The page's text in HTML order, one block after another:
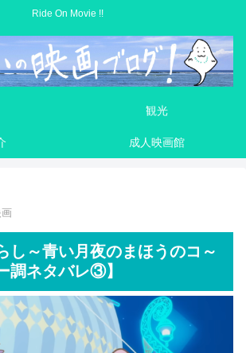
Ride On Movie !!
観光
成人映画館
し～青い月夜のまほうのコ～
調ネタバレ③】